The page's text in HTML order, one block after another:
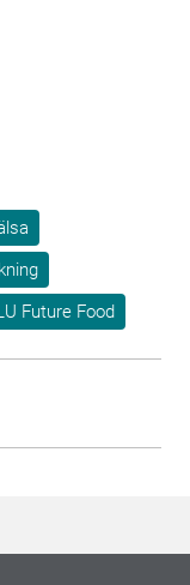
Future Food